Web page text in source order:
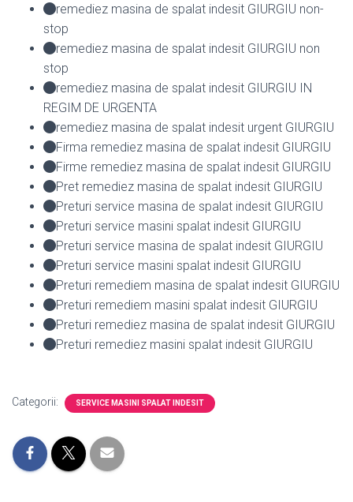
remediez masina de spalat indesit GIURGIU non-
stop
remediez masina de spalat indesit GIURGIU non
stop
remediez masina de spalat indesit GIURGIU IN
REGIM DE URGENTA
remediez masina de spalat indesit urgent GIURGIU
Firma remediez masina de spalat indesit GIURGIU
Firme remediez masina de spalat indesit GIURGIU
Pret remediez masina de spalat indesit GIURGIU
Preturi service masina de spalat indesit GIURGIU
Preturi service masini spalat indesit GIURGIU
Preturi service masina de spalat indesit GIURGIU
Preturi service masini spalat indesit GIURGIU
Preturi remediem masina de spalat indesit GIURGIU
Preturi remediem masini spalat indesit GIURGIU
Preturi remediez masina de spalat indesit GIURGIU
Preturi remediez masini spalat indesit GIURGIU
Categorii: SERVICE MASINI SPALAT INDESIT